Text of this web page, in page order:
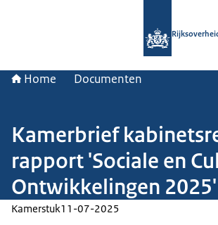
Home Documenten
Kamerbrief
rapport 'Sociale en
Ontwikkelingen 2025'
Kamerstuk11-07-2025